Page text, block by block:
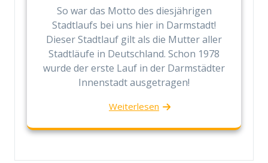
So war das Motto des diesjährigen
Stadtlaufs bei uns hier in Darmstadt!
Dieser Stadtlauf gilt als die Mutter aller
Stadtläufe in Deutschland. Schon 1978
wurde der erste Lauf in der Darmstädter
Innenstadt ausgetragen!
Weiterlesen